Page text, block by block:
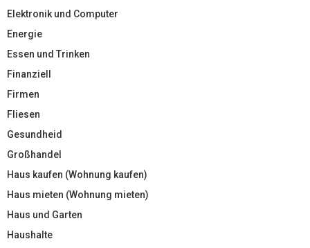
Elektronik und Computer
Energie
Essen und Trinken
Finanziell
Firmen
Fliesen
Gesundheid
Großhandel
Haus kaufen (Wohnung kaufen)
Haus mieten (Wohnung mieten)
Haus und Garten
Haushalte